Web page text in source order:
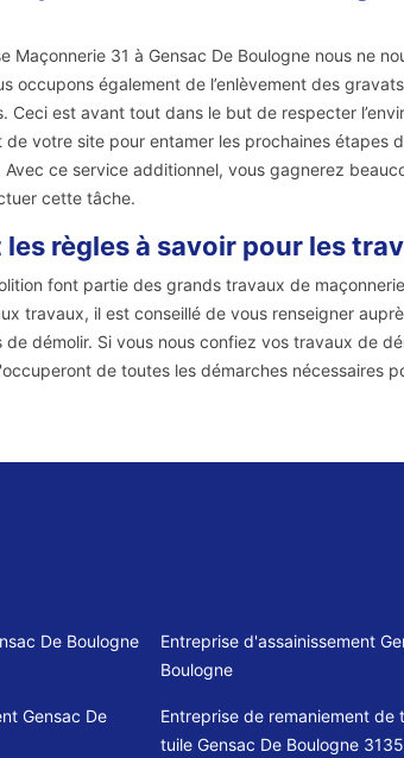
Maçonnerie 31 à Gensac De Boulogne nous ne
occupons également de l’enlèvement des
Ceci est avant tout dans le but de respecter
votre site pour entamer les prochaines étapes
ce service additionnel, vous gagnerez
cette tâche.
les règles à savoir pour les
font partie des grands travaux de
travaux, il est conseillé de vous renseigner
de démolir. Si vous nous confiez vos travaux de
de toutes les démarches nécessaires
De Boulogne
Entreprise d'assainissement
Boulogne
Gensac De
Entreprise de remaniement de
tuile Gensac De Boulogne